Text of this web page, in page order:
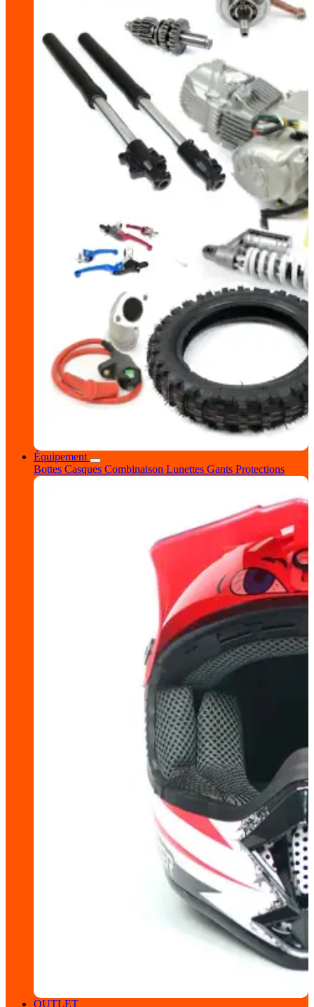
Équipement
Bottes Casques Combinaison Lunettes Gants Protections
OUTLET